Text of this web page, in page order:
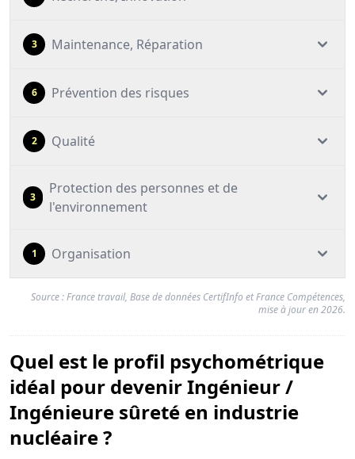
3 Maintenance, Réparation
6 Prévention des risques
2 Qualité
3
Protection des personnes et de
l'environnement
1 Organisation
Source : France travail, Base de données CertifInfo et France Compétences,
mise à jour en 2026.
Quel est le profil psychométrique
idéal pour devenir Ingénieur /
Ingénieure sûreté en industrie
nucléaire ?